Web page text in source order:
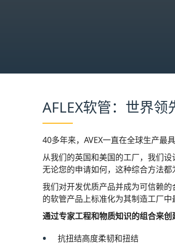
Polska（Polski）
葡萄牙（Português）
新加坡
南非
Schweiz（Deutsch）
Suisse（弗兰瓦斯）
Svizzera（Italiano）
AFLEX软管：世界
40多年来，AVEX一直在全球生产最
从我们的英国和美国的工厂，我们设
无论您的申请如何，这种综合方法都
我们对开发优质产品并成为可信赖
的软管产品上标准化为其制造工厂中
通过专家工程和物质知识的组合来创
抗扭结高度柔韧和扭结